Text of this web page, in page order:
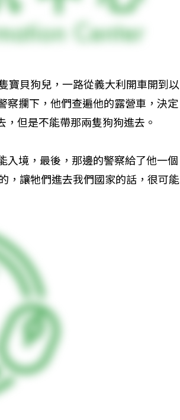
寶貝狗兒，一路從義大利開車開到以
攔下，他們查遍他的露營車，決定
但是不能帶那兩隻狗狗進去。
入境，最後，那邊的警察給了他一個
，讓牠們進去我們國家的話，很可能